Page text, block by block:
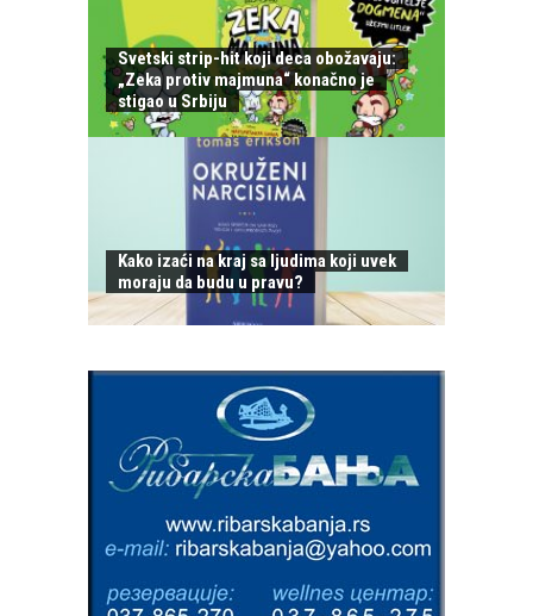
Svetski strip-hit koji deca obožavaju:
„Zeka protiv majmuna“ konačno je
stigao u Srbiju
Kako izaći na kraj sa ljudima koji uvek
moraju da budu u pravu?